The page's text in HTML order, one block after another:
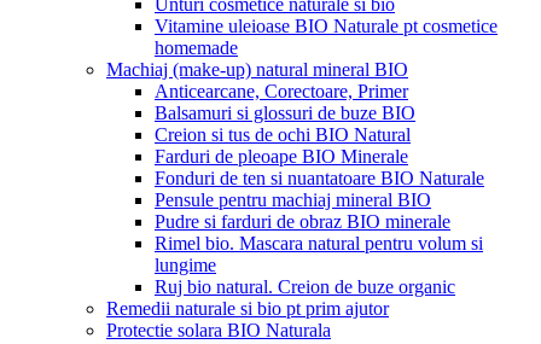
Vitamine uleioase BIO Naturale pt cosmetice
homemade
Machiaj (make-up) natural mineral BIO
Anticearcane, Corectoare, Primer
Balsamuri si glossuri de buze BIO
Creion si tus de ochi BIO Natural
Farduri de pleoape BIO Minerale
Fonduri de ten si nuantatoare BIO Naturale
Pensule pentru machiaj mineral BIO
Pudre si farduri de obraz BIO minerale
Rimel bio. Mascara natural pentru volum si
lungime
Ruj bio natural. Creion de buze organic
Remedii naturale si bio pt prim ajutor
Protectie solara BIO Naturala